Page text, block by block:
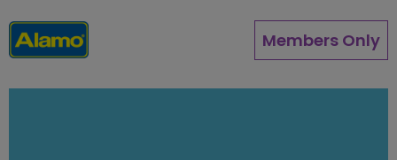
al
contenido
Members Only